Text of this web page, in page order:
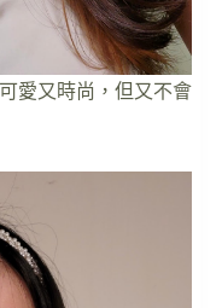
愛又時尚，但又不會